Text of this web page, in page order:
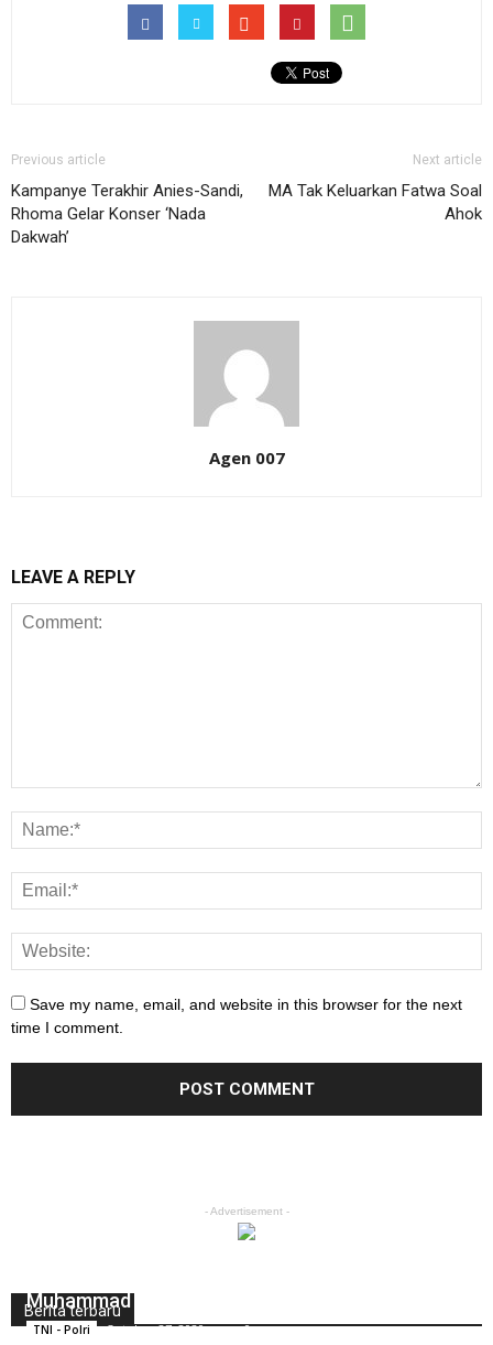
Previous article
Kampanye Terakhir Anies-Sandi,
Rhoma Gelar Konser ‘Nada
Dakwah’
Next article
MA Tak Keluarkan Fatwa Soal
Ahok
Agen 007
LEAVE A REPLY
Save my name, email, and website in this browser for the next
time I comment.
- Advertisement -
Berita terbaru
Muhammad SAW Di Masjid Qadrul Islam
TNI - Polri October 27, 2020 0